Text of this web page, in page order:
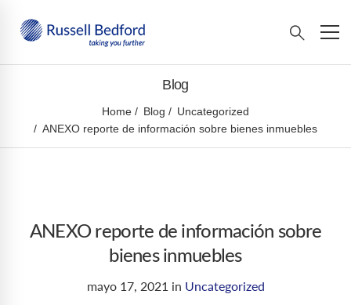
Blog
Home Blog
Uncategorized
ANEXO reporte de información sobre bienes inmuebles
ANEXO reporte de información sobre
bienes inmuebles
mayo 17, 2021 in Uncategorized